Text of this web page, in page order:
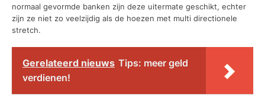
normaal gevormde banken zijn deze uitermate geschikt, echter
zijn ze niet zo veelzijdig als de hoezen met multi directionele
stretch.
Gerelateerd nieuws Tips: meer geld
verdienen!